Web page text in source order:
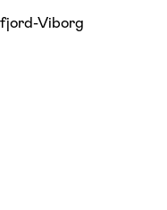
Viborg